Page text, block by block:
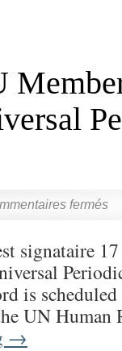
fermés
signataire
is
UN
→